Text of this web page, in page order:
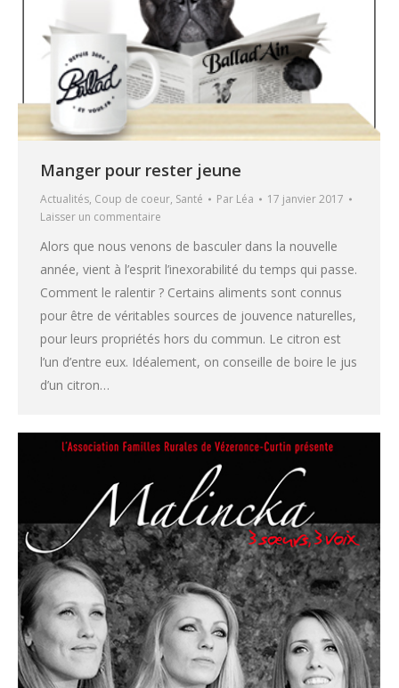
Manger pour rester jeune
Actualités, Coup de coeur, Santé Par Léa
17 janvier 2017
Laisser un commentaire
Alors que nous venons de basculer dans la nouvelle
année, vient à l’esprit l’inexorabilité du temps qui passe.
Comment le ralentir ? Certains aliments sont connus
pour être de véritables sources de jouvence naturelles,
pour leurs propriétés hors du commun. Le citron est
l’un d’entre eux. Idéalement, on conseille de boire le jus
d’un citron…